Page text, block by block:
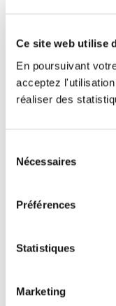
Ce site web utilise
En poursuivant
acceptez
réaliser des
Nécessaires
Préférences
Statistiques
Marketing